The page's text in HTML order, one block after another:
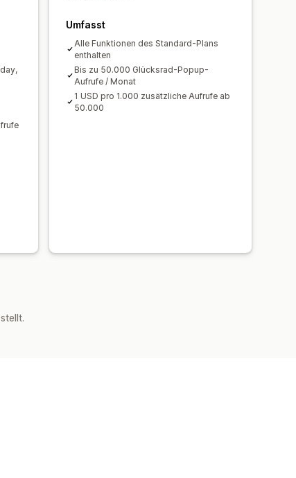
Umfasst
Alle Funktionen des Standard-Plans
enthalten
Bis zu 50.000 Glücksrad-Popup-
Aufrufe / Monat
1 USD pro 1.000 zusätzliche Aufrufe ab
50.000